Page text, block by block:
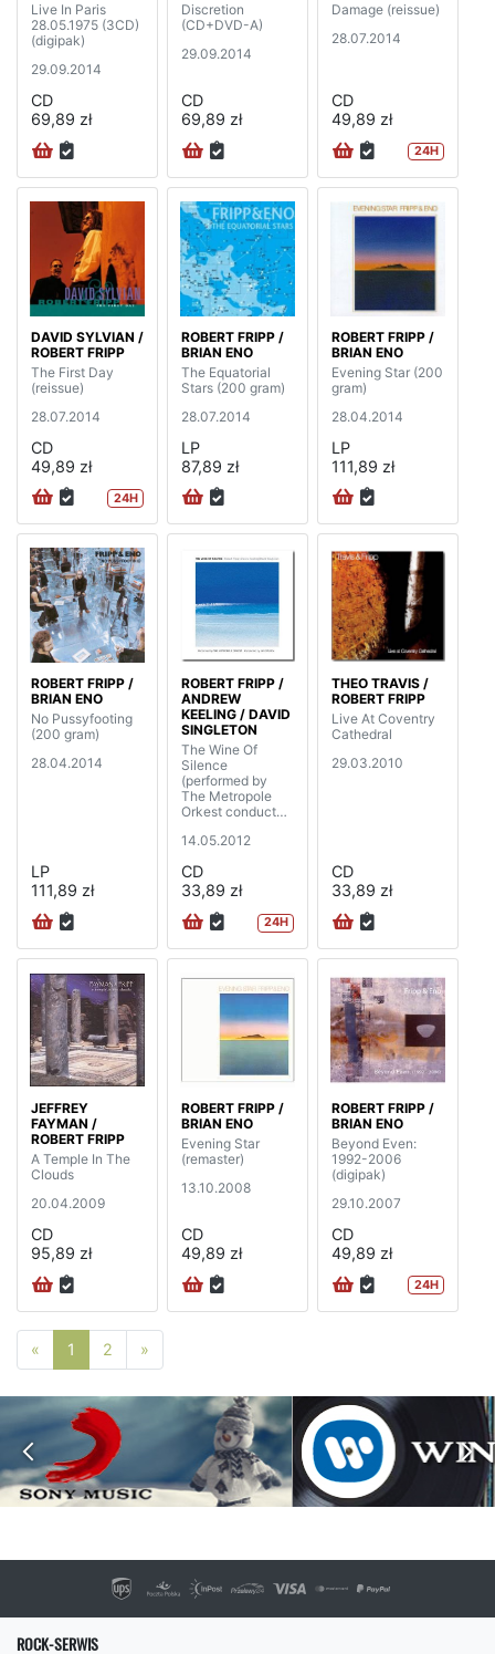
Live In Paris
28.05.1975 (3CD)
(digipak)
29.09.2014
CD
69,89 zł
Discretion
(CD+DVD-A)
29.09.2014
CD
69,89 zł
Damage (reissue)
28.07.2014
CD
49,89 zł
24H
DAVID SYLVIAN /
ROBERT FRIPP
The First Day
(reissue)
28.07.2014
CD
49,89 zł
24H
ROBERT FRIPP /
BRIAN ENO
The Equatorial
Stars (200 gram)
28.07.2014
LP
87,89 zł
ROBERT FRIPP /
BRIAN ENO
Evening Star (200
gram)
28.04.2014
LP
111,89 zł
ROBERT FRIPP /
BRIAN ENO
No Pussyfooting
(200 gram)
28.04.2014
LP
111,89 zł
ROBERT FRIPP /
ANDREW
KEELING / DAVID
SINGLETON
The Wine Of
Silence
(performed by
The Metropole
Orkest conducted
14.05.2012
CD
33,89 zł
24H
THEO TRAVIS /
ROBERT FRIPP
Live At Coventry
Cathedral
29.03.2010
CD
33,89 zł
JEFFREY
FAYMAN /
ROBERT FRIPP
A Temple In The
Clouds
20.04.2009
CD
95,89 zł
ROBERT FRIPP /
BRIAN ENO
Evening Star
(remaster)
13.10.2008
CD
49,89 zł
ROBERT FRIPP /
BRIAN ENO
Beyond Even:
1992-2006
(digipak)
29.10.2007
CD
49,89 zł
24H
« Poprzednia strona
1 2 »
ROCK-SERWIS